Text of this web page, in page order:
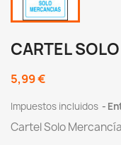
CARTEL
5,99 €
Impuestos incluidos
Cartel Solo